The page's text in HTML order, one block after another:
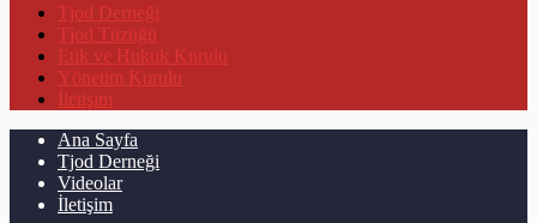
Tjod Derneği
Tjod Tüzüğü
Etik ve Hukuk Kurulu
Yönetim Kurulu
İletişim
Ana Sayfa
Tjod Derneği
Videolar
İletişim